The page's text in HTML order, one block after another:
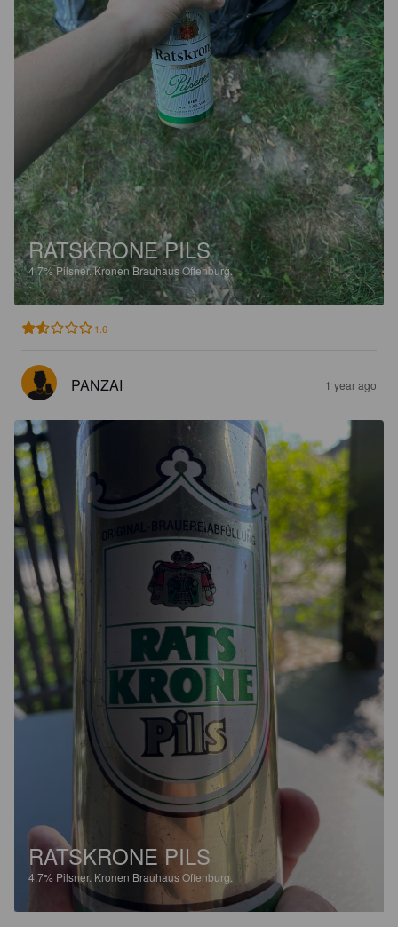
RATSKRONE PILS
4.7%Pilsner.Kronen Brauhaus Offenburg.
1.6
PANZAI 1 year ago
RATSKRONE PILS
4.7% Pilsner. Kronen Brauhaus Offenburg.